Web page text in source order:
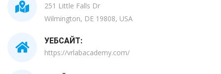
251 Little Falls Dr
Wilmington, DE 19808, USA
УЕБСАЙТ:
https://vrlabacademy.com/